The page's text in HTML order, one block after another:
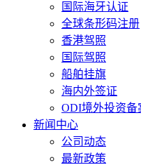
国际海牙认证
全球条形码注册
香港驾照
国际驾照
船舶挂旗
海内外签证
ODI境外投资备
新闻中心
公司动态
最新政策